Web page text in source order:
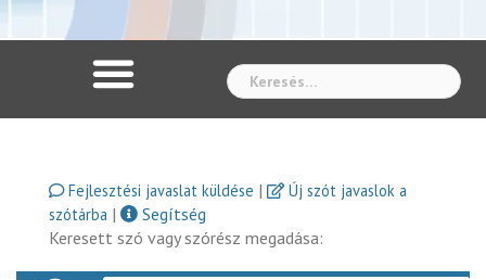
Fejlesztési javaslat küldése |
Új szót javaslok a
szótárba |
Segítség
Keresett szó vagy szórész megadása: